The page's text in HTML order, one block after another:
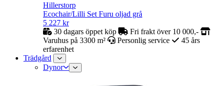
Hillerstorp
Ecochair/Lilli Set Furu oljad grå
5 227 kr
30 dagars öppet köp
Fri frakt över 10 000,-
Varuhus på 3300 m²
Personlig service
45 års
erfarenhet
Trädgård
Dynor